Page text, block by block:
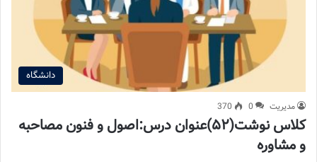
دانشگاه
مدیریت 0
370
کلاس نوشت(۵۲)عنوان درس:اصول و فنون مصاحبه
و مشاوره